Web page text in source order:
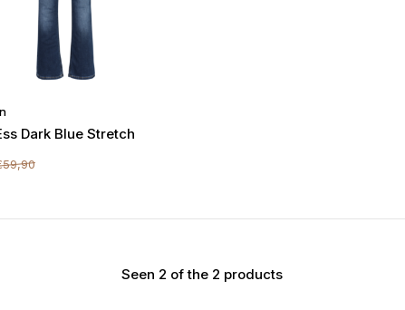
DWARZ!
Dark Blue Stretch
Seen 2 of the 2 products